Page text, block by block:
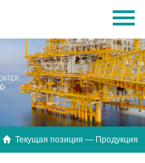
 Текущая позиция — Продукция